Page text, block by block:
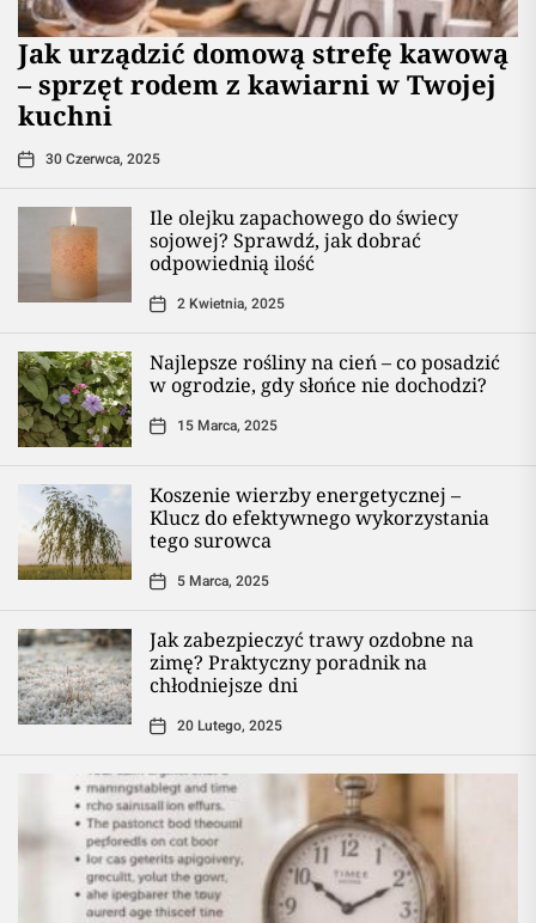
​Jak urządzić domową strefę kawową
– sprzęt rodem z kawiarni w Twojej
kuchni
30 Czerwca, 2025
Ile olejku zapachowego do świecy
sojowej? Sprawdź, jak dobrać
odpowiednią ilość
2 Kwietnia, 2025
Najlepsze rośliny na cień – co posadzić
w ogrodzie, gdy słońce nie dochodzi?
15 Marca, 2025
Koszenie wierzby energetycznej –
Klucz do efektywnego wykorzystania
tego surowca
5 Marca, 2025
Jak zabezpieczyć trawy ozdobne na
zimę? Praktyczny poradnik na
chłodniejsze dni
20 Lutego, 2025